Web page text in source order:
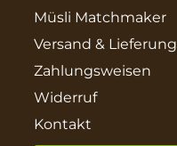
Müsli Matchmaker
Versand & Lieferung
Zahlungsweisen
Widerruf
Kontakt